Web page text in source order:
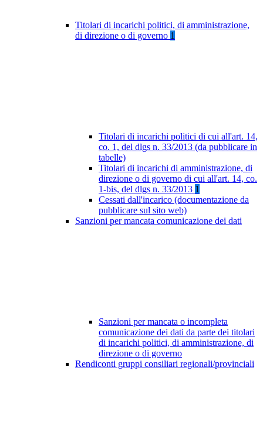
Titolari di incarichi politici, di amministrazione,
di direzione o di governo 1
Titolari di incarichi politici di cui all'art. 14,
co. 1, del dlgs n. 33/2013 (da pubblicare in
tabelle)
Titolari di incarichi di amministrazione, di
direzione o di governo di cui all'art. 14, co.
1-bis, del dlgs n. 33/2013 1
Cessati dall'incarico (documentazione da
pubblicare sul sito web)
Sanzioni per mancata comunicazione dei dati
Sanzioni per mancata o incompleta
comunicazione dei dati da parte dei titolari
di incarichi politici, di amministrazione, di
direzione o di governo
Rendiconti gruppi consiliari regionali/provinciali